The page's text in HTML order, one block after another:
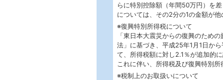
らに特別控除額（年間50万円）を
については、その2分の1の金額が
※復興特別所得税について
「東日本大震災からの復興のため
法」に基づき、平成25年1月1日か
て、所得税額に対し2.1％が追加的
これに伴い、所得税及び復興特別
※税制上のお取扱いについて